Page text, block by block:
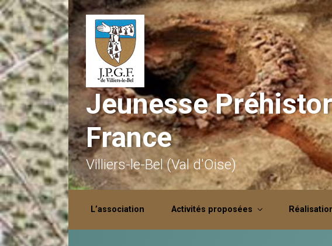
Skip to main content
Jeunesse
France
Villiers-le-Bel (Val d'Oise)
L’association Activités proposées